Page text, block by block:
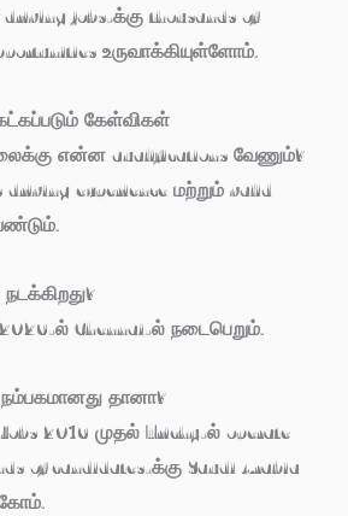
jobs-க்கு thousands of
உருவாக்கியுள்ளோம்.
கேள்விகள்
என்ன qualifications வேணும்?
experience மற்றும் valid
ல் Chennai-ல் நடைபெறும்.
தானா?
2016 முதல் Trichy-ல் operate
of candidates-க்கு Saudi Arabia